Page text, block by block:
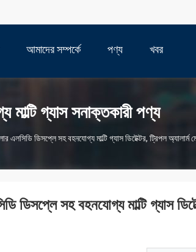
আমাদের সম্পর্কে পণ্য খবর
মাল্টি গ্যাস সনাক্তকারী পণ্য
এলসিডি ডিসপ্লে সহ বহনযোগ্য মাল্টি গ্যাস ডিটেক্টর, ট্রিপল অ্যালার্ম
ডিসপ্লে সহ বহনযোগ্য মাল্টি গ্যাস